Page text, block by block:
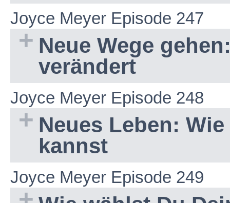
Joyce Meyer Episode 247
Neue Wege
verändert
Joyce Meyer Episode 248
Neues Leben:
kannst
Joyce Meyer Episode 249